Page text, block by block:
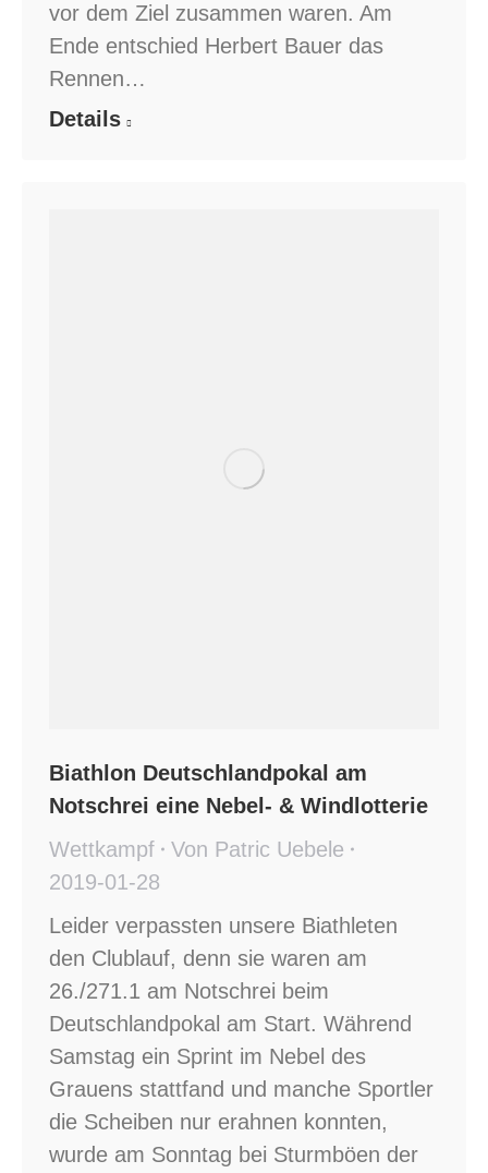
vor dem Ziel zusammen waren. Am
Ende entschied Herbert Bauer das
Rennen…
Details
Biathlon Deutschlandpokal am
Notschrei eine Nebel- & Windlotterie
Wettkampf
Von Patric Uebele
2019-01-28
Leider verpassten unsere Biathleten
den Clublauf, denn sie waren am
26./271.1 am Notschrei beim
Deutschlandpokal am Start. Während
Samstag ein Sprint im Nebel des
Grauens stattfand und manche Sportler
die Scheiben nur erahnen konnten,
wurde am Sonntag bei Sturmböen der